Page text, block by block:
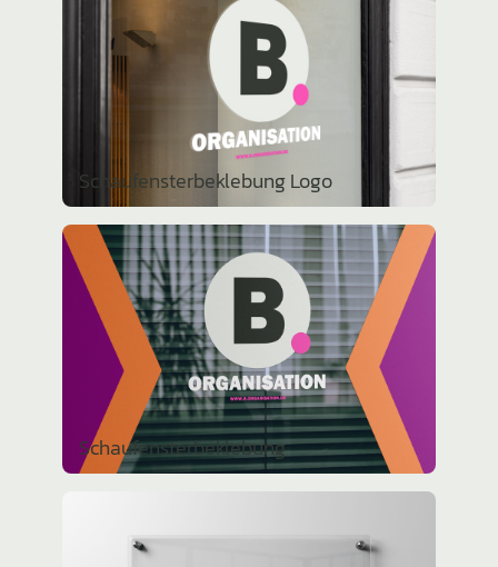
Schau­fens­ter­be­kle­bung Logo
Schau­fens­ter­be­kle­bung